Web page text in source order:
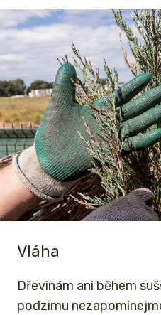
Vláha
Dřevinám ani během
podzimu